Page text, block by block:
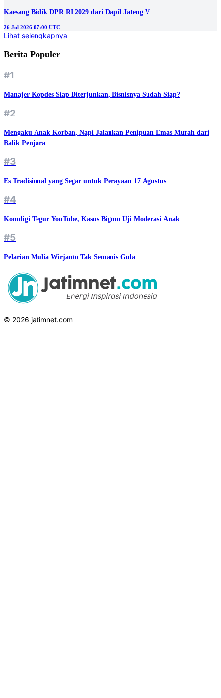
Kaesang Bidik DPR RI 2029 dari Dapil Jateng V
26 Jul 2026 07:00 UTC
Lihat selengkapnya
Berita Populer
#1
Manajer Kopdes Siap Diterjunkan, Bisnisnya Sudah Siap?
#2
Mengaku Anak Korban, Napi Jalankan Penipuan Emas Murah dari
Balik Penjara
#3
Es Tradisional yang Segar untuk Perayaan 17 Agustus
#4
Komdigi Tegur YouTube, Kasus Bigmo Uji Moderasi Anak
#5
Pelarian Mulia Wirjanto Tak Semanis Gula
© 2026 jatimnet.com